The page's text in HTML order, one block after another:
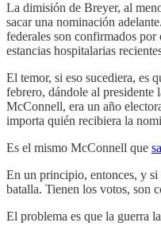
La dimisión de Breyer, al
sacar una nominación
federales son confirmados
estancias hospitalarias
El temor, si eso sucediera, es
febrero, dándole al presidente
McConnell, era un año
importa quién recibiera la
Es el mismo McConnell que
En un principio, entonces, y si
batalla. Tienen los votos, son
El problema es que la guerra